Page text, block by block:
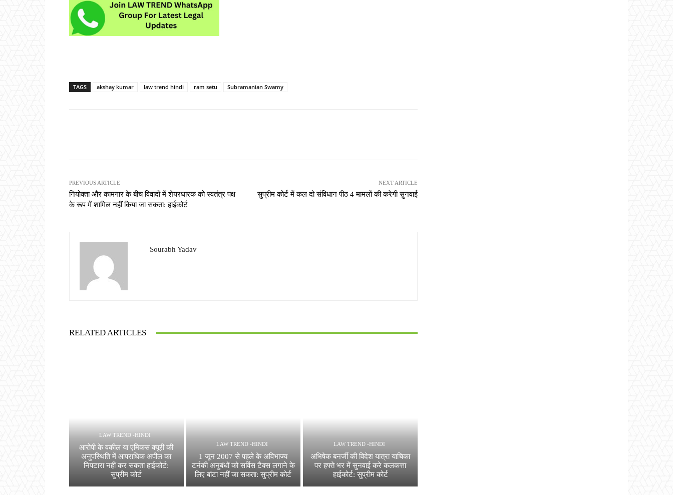
TAGS akshay kumar law trend hindi ram setu Subramanian Swamy
PREVIOUS ARTICLE
नियोक्ता और कामगार के बीच विवादों में शेयरधारक को स्वतंत्र पक्ष
के रूप में शामिल नहीं किया जा सकता: हाईकोर्ट
NEXT ARTICLE
सुप्रीम कोर्ट में कल दो संविधान पीठ 4 मामलों की करेगी सुनवाई
Sourabh Yadav
RELATED ARTICLES
LAW TREND -HINDI
आरोपी के वकील या एमिकस क्यूरी की
अनुपस्थिति में आपराधिक अपील का
निपटारा नहीं कर सकता हाईकोर्ट:
सुप्रीम कोर्ट
LAW TREND -HINDI
1 जून 2007 से पहले के अविभाज्य
टर्नकी अनुबंधों को सर्विस टैक्स लगाने के
लिए बांटा नहीं जा सकता: सुप्रीम कोर्ट
LAW TREND -HINDI
अभिषेक बनर्जी की विदेश यात्रा याचिका
पर हफ्ते भर में सुनवाई करे कलकत्ता
हाईकोर्ट: सुप्रीम कोर्ट